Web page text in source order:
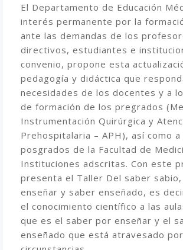
El Departamento de Educación
interés permanente por la
ante las demandas de los
directivos, estudiantes e
convenio, propone esta
pedagogía y didáctica que
necesidades de los docentes y a
de formación de los pregrados
Instrumentación Quirúrgica y
Prehospitalaria – APH), así como a
posgrados de la Facultad de
Instituciones adscritas. Con este
presenta el Taller Del saber
enseñar y saber enseñado, es
el conocimiento científico a las
que es el saber por enseñar y el
enseñado que está atravesado